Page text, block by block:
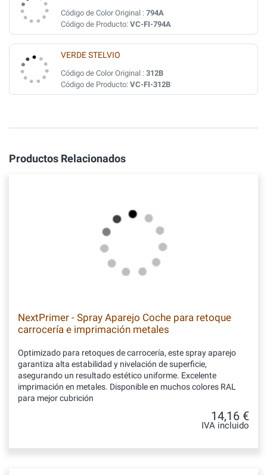
Código de Color Original : 794A
Código de Producto: VC-FI-794A
VERDE STELVIO
Código de Color Original : 312B
Código de Producto: VC-FI-312B
Productos Relacionados
NextPrimer - Spray Aparejo Coche para retoque
carrocería e imprimación metales
Optimizado para retoques de carrocería, este spray aparejo
garantiza alta estabilidad y nivelación de superficie,
asegurando un resultado estético uniforme. Excelente
imprimación en metales. Disponible en muchos colores RAL
para mejor cubrición
14,16 €
IVA incluido